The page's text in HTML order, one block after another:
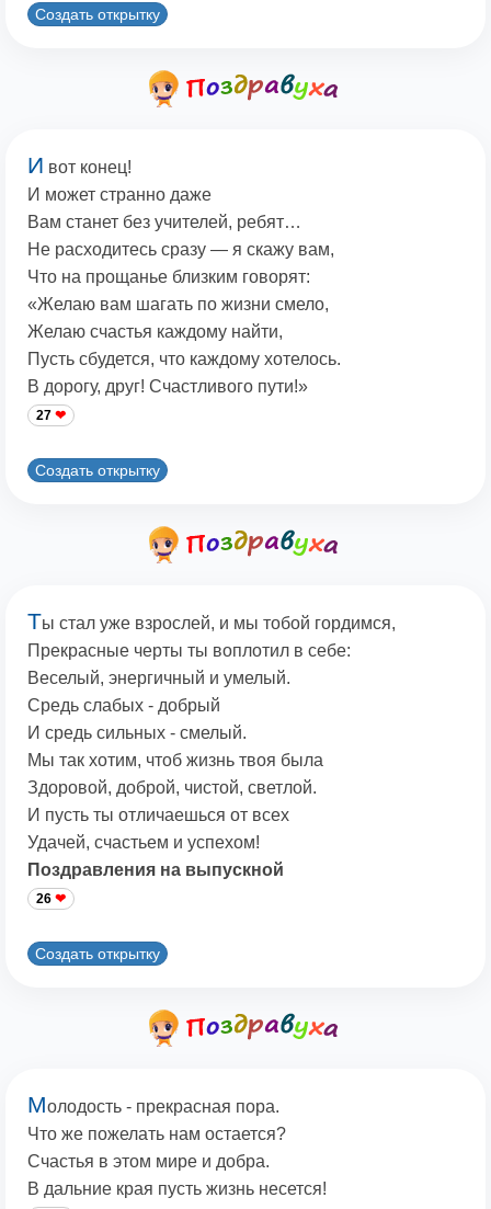
Создать открытку
И вот конец!
И может странно даже
Вам станет без учителей, ребят…
Не расходитесь сразу — я скажу вам,
Что на прощанье близким говорят:
«Желаю вам шагать по жизни смело,
Желаю счастья каждому найти,
Пусть сбудется, что каждому хотелось.
В дорогу, друг! Счастливого пути!»
27
Создать открытку
Ты стал уже взрослей, и мы тобой гордимся,
Прекрасные черты ты воплотил в себе:
Веселый, энергичный и умелый.
Средь слабых - добрый
И средь сильных - смелый.
Мы так хотим, чтоб жизнь твоя была
Здоровой, доброй, чистой, светлой.
И пусть ты отличаешься от всех
Удачей, счастьем и успехом!
Поздравления на выпускной
26
Создать открытку
Молодость - прекрасная пора.
Что же пожелать нам остается?
Счастья в этом мире и добра.
В дальние края пусть жизнь несется!